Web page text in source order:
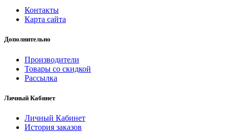
Контакты
Карта сайта
Дополнительно
Производители
Товары со скидкой
Рассылка
Личный Кабинет
Личный Кабинет
История заказов